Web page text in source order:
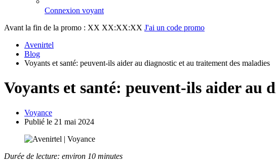
Connexion voyant
Avant la fin de la promo : XX XX:XX:XX J'ai un code promo
Avenirtel
Blog
Voyants et santé: peuvent-ils aider au diagnostic et au traitement des maladies
Voyants et santé: peuvent-ils aider au
Voyance
Publié le 21 mai 2024
Durée de lecture: environ 10 minutes